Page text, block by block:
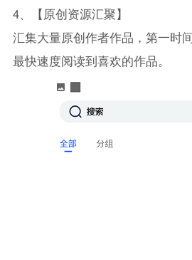
4、【原创资源汇聚】
汇集大量原创作者作品，第一时
最快速度阅读到喜欢的作品。